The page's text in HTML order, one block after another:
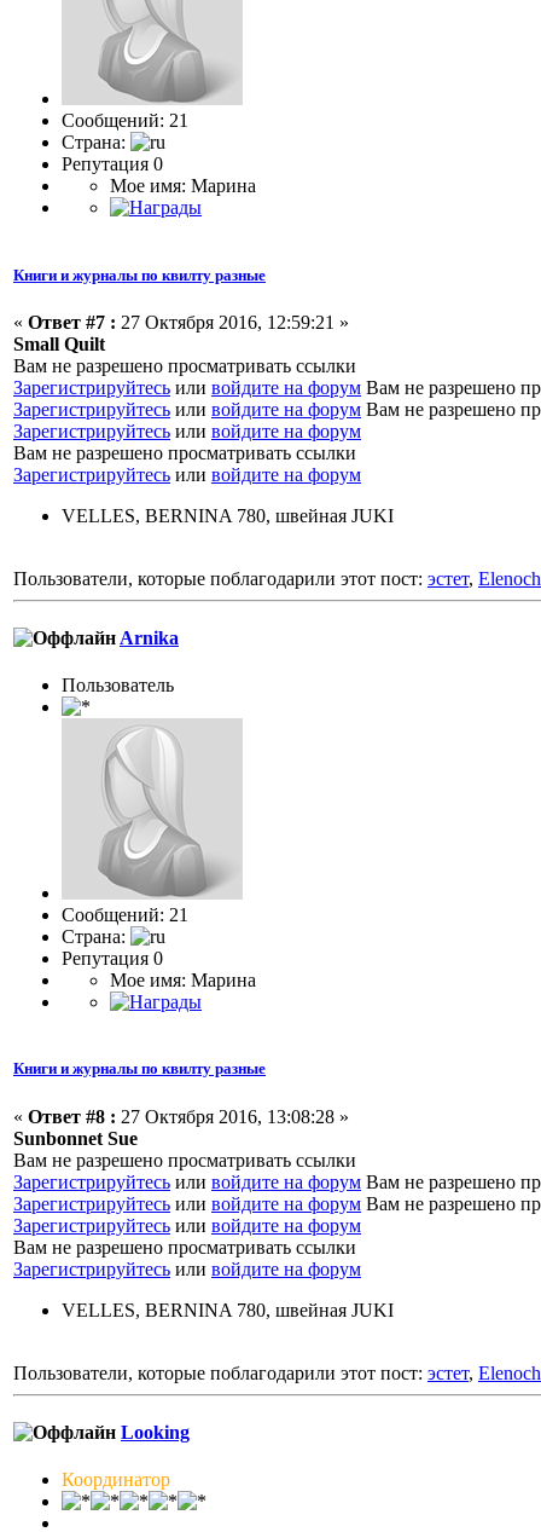
Сообщений: 21
Страна:
Репутация 0
Мое имя: Марина
Книги и журналы по квилту разные
« Ответ #7 : 27 Октября 2016, 12:59:21 »
Small Quilt
Вам не разрешено просматривать ссылки
Зарегистрируйтесь или войдите на форум Вам не разрешено
Зарегистрируйтесь или войдите на форум Вам не разрешено
Зарегистрируйтесь или войдите на форум
Вам не разрешено просматривать ссылки
Зарегистрируйтесь или войдите на форум
VELLES, BERNINA 780, швейная JUKI
Пользователи, которые поблагодарили этот пост: эстет,
Arnika
Пользоватeль
Сообщений: 21
Страна:
Репутация 0
Мое имя: Марина
Книги и журналы по квилту разные
« Ответ #8 : 27 Октября 2016, 13:08:28 »
Sunbonnet Sue
Вам не разрешено просматривать ссылки
Зарегистрируйтесь или войдите на форум Вам не разрешено
Зарегистрируйтесь или войдите на форум Вам не разрешено
Зарегистрируйтесь или войдите на форум
Вам не разрешено просматривать ссылки
Зарегистрируйтесь или войдите на форум
VELLES, BERNINA 780, швейная JUKI
Пользователи, которые поблагодарили этот пост: эстет,
Looking
Координатор